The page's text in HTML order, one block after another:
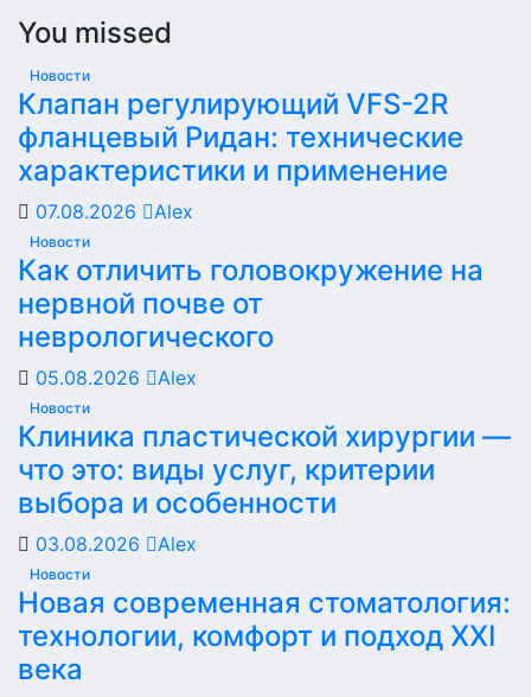
You missed
Новости
Клапан регулирующий VFS-2R
фланцевый Ридан: технические
характеристики и применение
07.08.2026 Alex
Новости
Как отличить головокружение на
нервной почве от
неврологического
05.08.2026 Alex
Новости
Клиника пластической хирургии —
что это: виды услуг, критерии
выбора и особенности
03.08.2026 Alex
Новости
Новая современная стоматология:
технологии, комфорт и подход XXI
века